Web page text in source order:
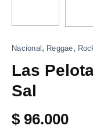
Nacional , Reggae,
Las
Sal
$ 96.000